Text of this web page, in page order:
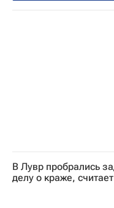
В мире
Париж
В Лувр пробрались
делу о краже,